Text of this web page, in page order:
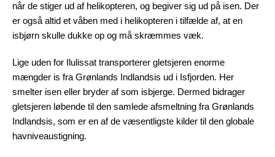
når de stiger ud af helikopteren, og begiver sig ud på isen. Der
er også altid et våben med i helikopteren i tilfælde af, at en
isbjørn skulle dukke op og må skræmmes væk.
Lige uden for Ilulissat transporterer gletsjeren enorme
mængder is fra Grønlands Indlandsis ud i Isfjorden. Her
smelter isen eller bryder af som isbjerge. Dermed bidrager
gletsjeren løbende til den samlede afsmeltning fra Grønlands
Indlandsis, som er en af de væsentligste kilder til den globale
havniveaustigning.